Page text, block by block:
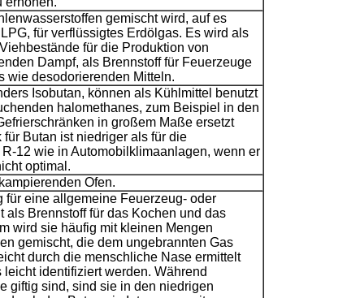
gemischt wird, auf es
für verflüssigtes Erdölgas. Es wird als
für die Produktion von
Dampf, als Brennstoff für Feuerzeuge
wie desodorierenden Mitteln.
Isobutan, können als Kühlmittel benutzt
halomethanes, zum Beispiel in den
in großem Maße ersetzt
Butan ist niedriger als für die
12 wie in Automobilklimaanlagen, wenn er
optimal.
Ofen.
eine allgemeine Feuerzeug- oder
als Brennstoff für das Kochen und das
wird sie häufig mit kleinen Mengen
gemischt, die dem ungebrannten Gas
durch die menschliche Nase ermittelt
identifiziert werden. Während
giftig sind, sind sie in den niedrigen